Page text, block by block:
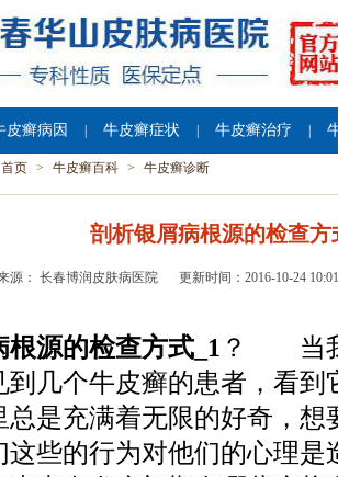
皮癣病因 牛皮癣症状 牛皮癣治疗
首页 > 牛皮癣百科 > 牛皮癣诊断
剖析银屑病根源的检查方
源： 长春博润皮肤病医院 更新时间：2016-10-24
根源的检查方式_1 ？ 当我
到几个牛皮癣的患者，看到
总是充满着无限的好奇，想
这些的行为对他们的心理是